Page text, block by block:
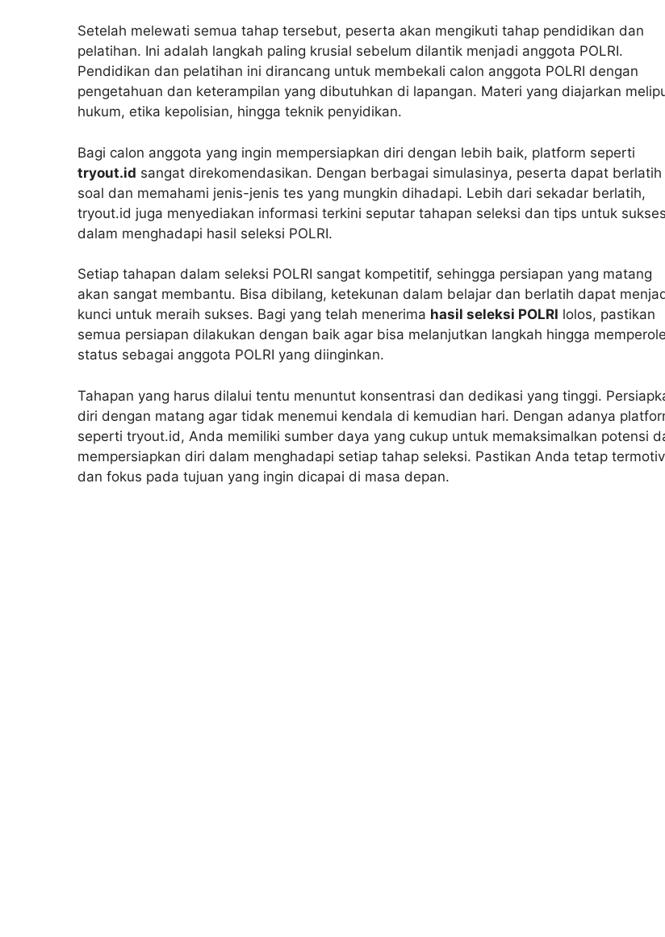
Setelah melewati semua tahap tersebut, peserta akan mengikuti tahap pendidikan dan
pelatihan. Ini adalah langkah paling krusial sebelum dilantik menjadi anggota POLRI.
Pendidikan dan pelatihan ini dirancang untuk membekali calon anggota POLRI dengan
pengetahuan dan keterampilan yang dibutuhkan di lapangan. Materi yang diajarkan
hukum, etika kepolisian, hingga teknik penyidikan.
Bagi calon anggota yang ingin mempersiapkan diri dengan lebih baik, platform seperti
tryout.id sangat direkomendasikan. Dengan berbagai simulasinya, peserta dapat berlatih
soal dan memahami jenis-jenis tes yang mungkin dihadapi. Lebih dari sekadar berlatih,
tryout.id juga menyediakan informasi terkini seputar tahapan seleksi dan tips untuk sukses
dalam menghadapi hasil seleksi POLRI.
Setiap tahapan dalam seleksi POLRI sangat kompetitif, sehingga persiapan yang matang
akan sangat membantu. Bisa dibilang, ketekunan dalam belajar dan berlatih dapat
kunci untuk meraih sukses. Bagi yang telah menerima hasil seleksi POLRI lolos, pastikan
semua persiapan dilakukan dengan baik agar bisa melanjutkan langkah hingga
status sebagai anggota POLRI yang diinginkan.
Tahapan yang harus dilalui tentu menuntut konsentrasi dan dedikasi yang tinggi.
diri dengan matang agar tidak menemui kendala di kemudian hari. Dengan adanya
seperti tryout.id, Anda memiliki sumber daya yang cukup untuk memaksimalkan potensi
mempersiapkan diri dalam menghadapi setiap tahap seleksi. Pastikan Anda tetap
dan fokus pada tujuan yang ingin dicapai di masa depan.